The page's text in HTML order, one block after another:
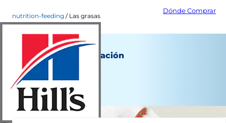
Dónde Comprar
nutrition-feeding Las grasas
Las grasas
Nutrición y alimentación
Autor del personal
|
Octubre 21, 2016